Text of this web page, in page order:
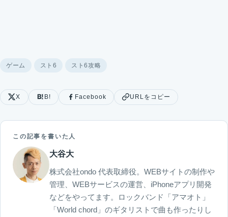
ゲーム スト6 スト6攻略
X B! Facebook URLをコピー
この記事を書いた人
大谷大
株式会社ondo 代表取締役。WEBサイトの制作や
管理、WEBサービスの運営、iPhoneアプリ開発
などをやってます。ロックバンド「アマオト」
「World chord」のギタリストで曲も作ったりし